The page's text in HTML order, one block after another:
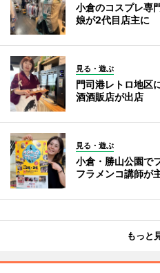
小倉のコスプレ専
娘が2代目店主に
見る・遊ぶ
門司港レトロ地区
酒酒販店が出店
見る・遊ぶ
小倉・勝山公園で
フラメンコ講師が
もっと